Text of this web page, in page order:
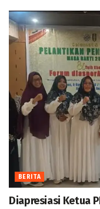
BERITA
Diapresiasi Ketua